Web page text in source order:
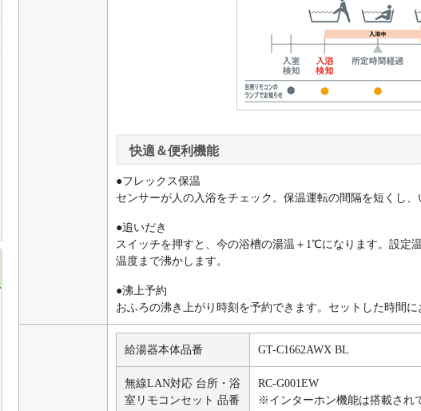
快適＆便利機能
●フレックス保温
センサーが人の入浴をチェック。保温運転の間隔を短くし
●追いだき
スイッチを押すと、今の浴槽の湯温＋1℃になります。設定
温度まで沸かします。
●沸上予約
おふろの沸き上がり時刻を予約できます。セットした時間
給湯器本体品番 GT-C1662AWX BL
無線LAN対応 台所・浴
室リモコンセット 品番
RC-G001EW
※インターホン機能は搭